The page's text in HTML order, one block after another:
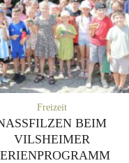
Freizeit
BEIM
VILSHEIMER